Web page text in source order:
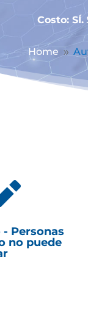
Costo: SÍ.
Home 9
Personas
no puede